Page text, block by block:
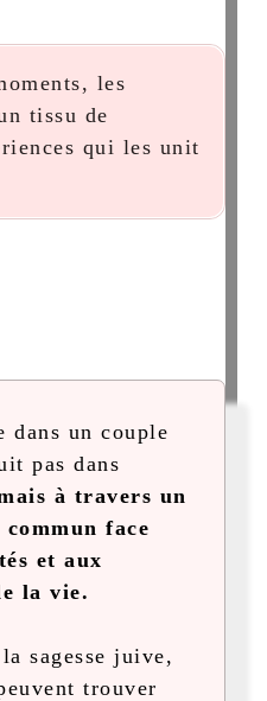
les
tissu de
qui les unit
dans un couple
pas dans
à travers un
commun face
et aux
la vie.
sagesse juive,
trouver